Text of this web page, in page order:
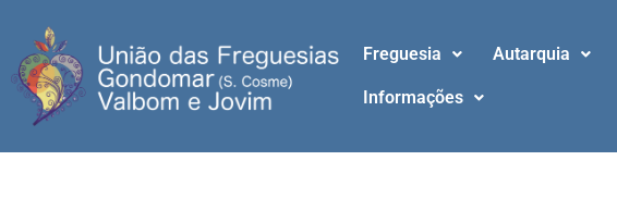
Freguesia Autarquia
Informações